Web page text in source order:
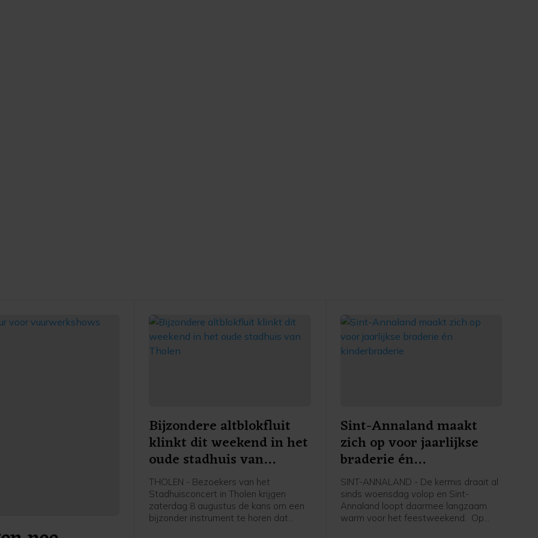
Bijzondere altblokfluit
klinkt dit weekend in het
oude stadhuis van
Tholen
THOLEN - Bezoekers van het
Stadhuisconcert in Tholen krijgen
zaterdag 8 augustus de kans om een
bijzonder instrument te horen dat
Sint-Annaland maakt
zich op voor jaarlijkse
braderie én
kinderbraderie
SINT-ANNALAND - De kermis draait al
sinds woensdag volop en Sint-
Annaland loopt daarmee langzaam
warm voor het feestweekend. Op